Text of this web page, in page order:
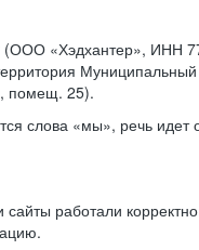
«Хэдхантер», ИНН
Муниципальный
помещ. 25).
слова «мы», речь
работали